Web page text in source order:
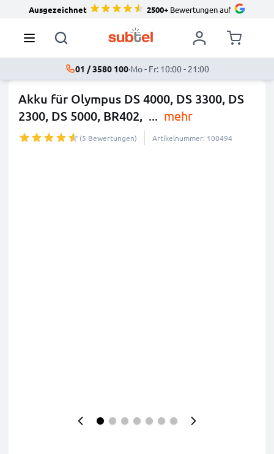
Ausgezeichnet 2500+Bewertungen auf
01 / 3580 100·Mo - Fr: 10:00 - 21:00
Akku für Olympus DS 4000, DS 3300, DS
2300, DS 5000, BR402, ... mehr
(5 Bewertungen) Artikelnummer: 100494